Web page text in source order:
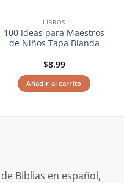
LIBROS
100 Ideas para Maestros
de Niños Tapa Blanda
$8.99
Añadir al carrito
Biblias en español,